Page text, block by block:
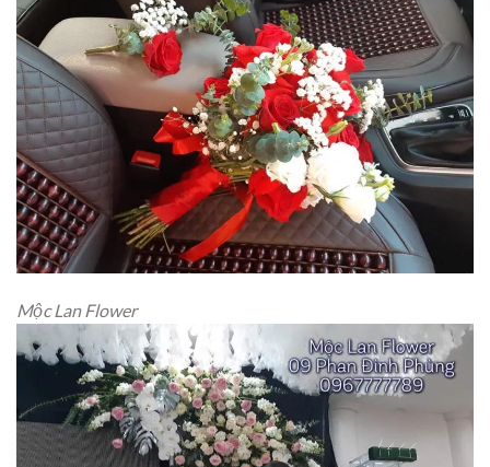
Mộc Lan Flower